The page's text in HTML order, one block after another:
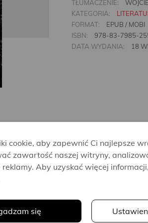
TŁUMACZENIE:
KATEGORIA:
FORMAT:
EPUB / MOBI
ISBN:
978-83-7985-
DATA WYDANIA:
18
cookie, aby zapewnić Ci najlepsze
zawartość naszej witryny,
Aby uzyskać więcej
się